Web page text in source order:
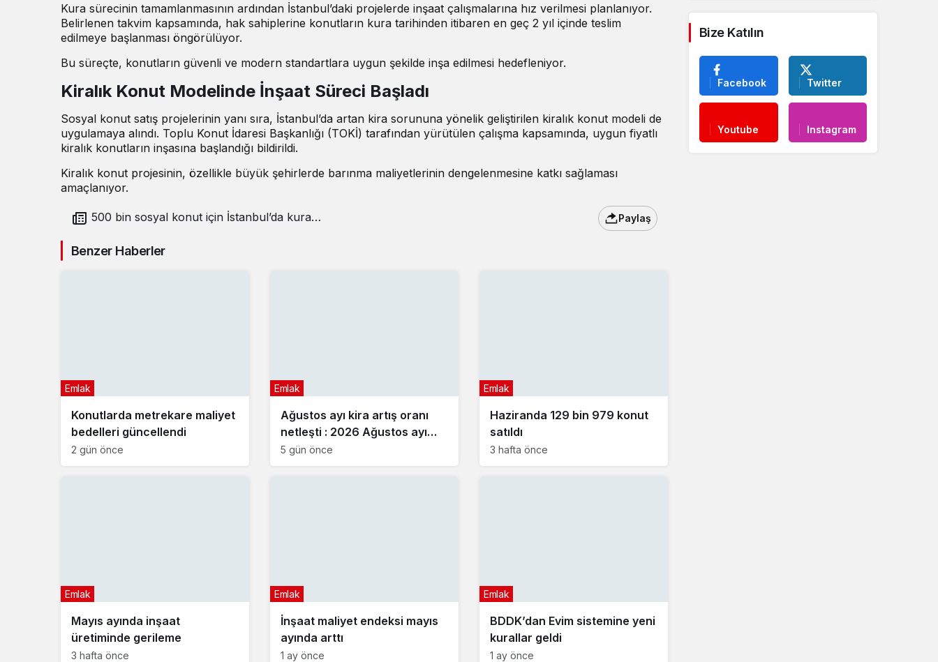
Kura sürecinin tamamlanmasının ardından İstanbul’daki projelerde inşaat çalışmalarına hız verilmesi planlanıyor.
Belirlenen takvim kapsamında, hak sahiplerine konutların kura tarihinden itibaren en geç 2 yıl içinde teslim
edilmeye başlanması öngörülüyor.
Bu süreçte, konutların güvenli ve modern standartlara uygun şekilde inşa edilmesi hedefleniyor.
Kiralık Konut Modelinde İnşaat Süreci Başladı
Sosyal konut satış projelerinin yanı sıra, İstanbul’da artan kira sorununa yönelik geliştirilen kiralık konut modeli de
uygulamaya alındı. Toplu Konut İdaresi Başkanlığı (TOKİ) tarafından yürütülen çalışma kapsamında, uygun fiyatlı
kiralık konutların inşasına başlandığı bildirildi.
Kiralık konut projesinin, özellikle büyük şehirlerde barınma maliyetlerinin dengelenmesine katkı sağlaması
amaçlanıyor.
Paylaş
Benzer Haberler
Konutlarda metrekare maliyet
bedelleri güncellendi
Emlak
2 gün önce
Ağustos ayı kira artış oranı
netleşti : 2026 Ağustos ayı
kira artış oranı ne kadar oldu?
Emlak
5 gün önce
Haziranda 129 bin 979 konut
satıldı
Emlak
3 hafta önce
Mayıs ayında inşaat
üretiminde gerileme
Emlak
3 hafta önce
İnşaat maliyet endeksi mayıs
ayında arttı
Emlak
1 ay önce
BDDK’dan Evim sistemine yeni
kurallar geldi
Emlak
1 ay önce
Bize Katılın
Facebook Twitter
Youtube Instagram